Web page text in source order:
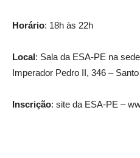
Horário: 18h às 22h
Local: Sala da ESA-PE na
Imperador Pedro II, 346 –
Inscrição: site da ESA-PE –